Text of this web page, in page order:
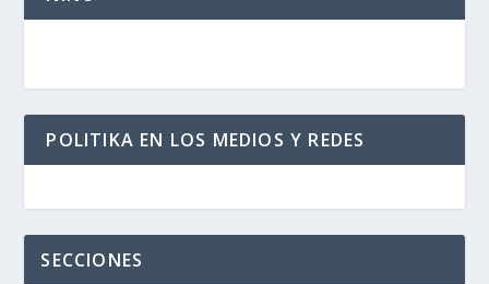
POLITIKA EN LOS MEDIOS Y REDES
SECCIONES